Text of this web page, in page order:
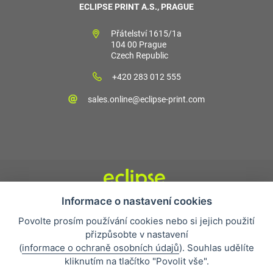
ECLIPSE PRINT A.S., PRAGUE
Přátelství 1615/1a
104 00 Prague
Czech Republic
+420 283 012 555
sales.online@eclipse-print.com
Obchodní podmínky
Nejčastější otázky
Ochrana osobních údajů
O společnosti
Whistleblowing
Informace o nastavení cookies
Povolte prosím používání cookies nebo si jejich použití
přizpůsobte v nastavení
(informace o ochraně osobních údajů). Souhlas udělíte
kliknutím na tlačítko "Povolit vše".